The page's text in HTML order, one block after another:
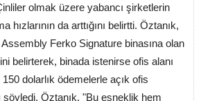
olmak üzere yabancı şirketlerin
hızlarının da arttığını belirtti. Öztanık,
Ferko Signature binasına olan
belirterek, binada istenirse ofis alanı
dolarlık ödemelerle açık ofis
söyledi. Öztanık, "Bu esneklik hem